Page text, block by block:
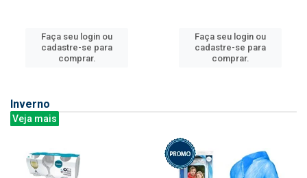
Faça seu login ou
cadastre-se para
comprar.
Faça seu login ou
cadastre-se para
comprar.
Inverno
Veja mais